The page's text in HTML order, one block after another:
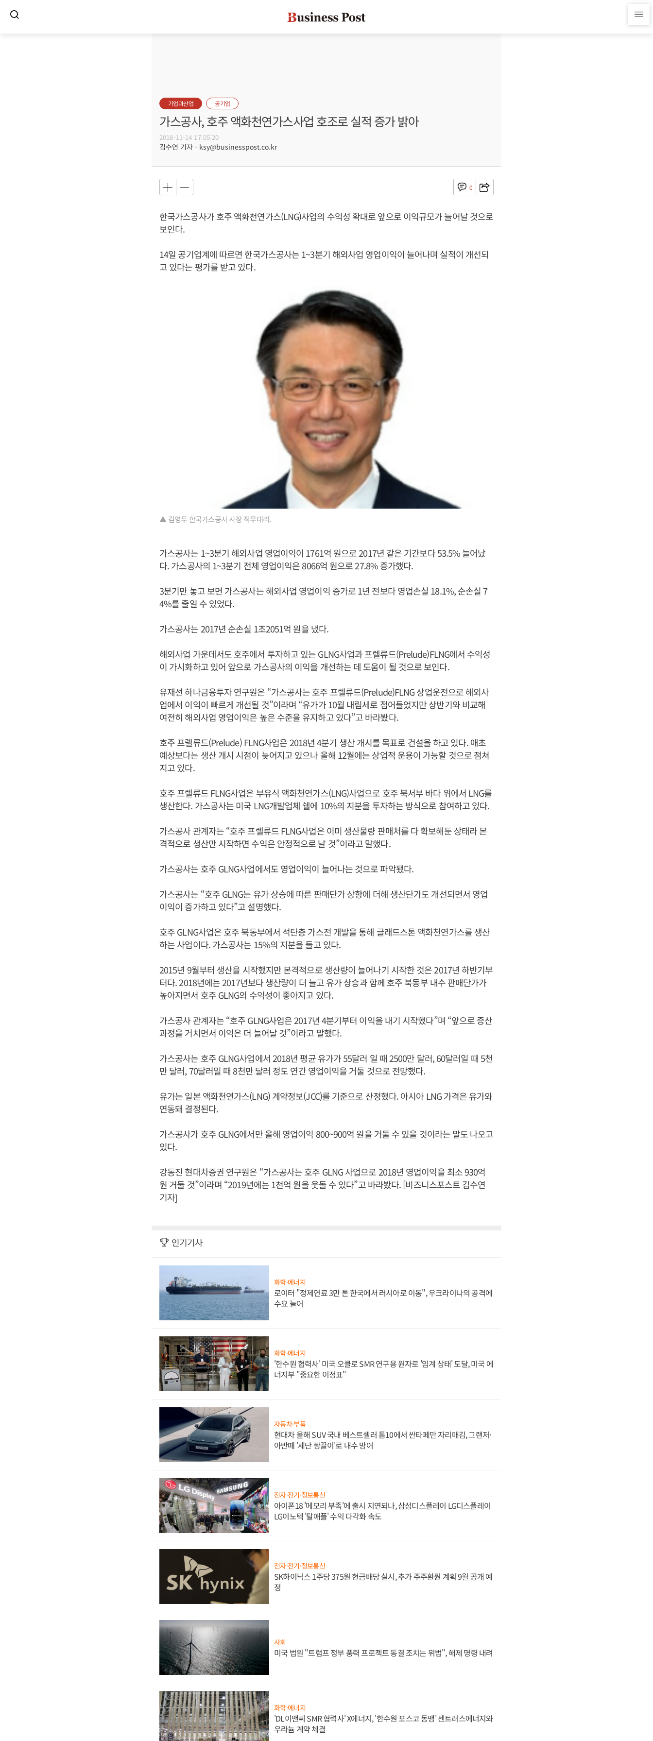
기업과산업 공기업
가스공사, 호주 액화천연가스사업 호조로 실적 증가 밝아
2018-11-14 17:05:20
김수연 기자 - ksy@businesspost.co.kr
0
한국가스공사가 호주 액화천연가스(LNG)사업의 수익성 확대로 앞으로 이익규모가 늘어날 것으로
보인다.
14일 공기업계에 따르면 한국가스공사는 1~3분기 해외사업 영업이익이 늘어나며 실적이 개선되
고 있다는 평가를 받고 있다.
▲ 김영두 한국가스공사 사장 직무대리.
가스공사는 1~3분기 해외사업 영업이익이 1761억 원으로 2017년 같은 기간보다 53.5% 늘어났
다. 가스공사의 1~3분기 전체 영업이익은 8066억 원으로 27.8% 증가했다.
3분기만 놓고 보면 가스공사는 해외사업 영업이익 증가로 1년 전보다 영업손실 18.1%, 순손실 7
4%를 줄일 수 있었다.
가스공사는 2017년 순손실 1조2051억 원을 냈다.
해외사업 가운데서도 호주에서 투자하고 있는 GLNG사업과 프렐류드(Prelude)FLNG에서 수익성
이 가시화하고 있어 앞으로 가스공사의 이익을 개선하는 데 도움이 될 것으로 보인다.
유재선 하나금융투자 연구원은 “가스공사는 호주 프렐류드(Prelude)FLNG 상업운전으로 해외사
업에서 이익이 빠르게 개선될 것”이라며 “유가가 10월 내림세로 접어들었지만 상반기와 비교해
여전히 해외사업 영업이익은 높은 수준을 유지하고 있다”고 바라봤다.
호주 프렐류드(Prelude) FLNG사업은 2018년 4분기 생산 개시를 목표로 건설을 하고 있다. 애초
예상보다는 생산 개시 시점이 늦어지고 있으나 올해 12월에는 상업적 운용이 가능할 것으로 점쳐
지고 있다.
호주 프렐류드 FLNG사업은 부유식 액화천연가스(LNG)사업으로 호주 북서부 바다 위에서 LNG를
생산한다. 가스공사는 미국 LNG개발업체 쉘에 10%의 지분을 투자하는 방식으로 참여하고 있다.
가스공사 관계자는 “호주 프렐류드 FLNG사업은 이미 생산물량 판매처를 다 확보해둔 상태라 본
격적으로 생산만 시작하면 수익은 안정적으로 날 것”이라고 말했다.
가스공사는 호주 GLNG사업에서도 영업이익이 늘어나는 것으로 파악됐다.
가스공사는 “호주 GLNG는 유가 상승에 따른 판매단가 상향에 더해 생산단가도 개선되면서 영업
이익이 증가하고 있다”고 설명했다.
호주 GLNG사업은 호주 북동부에서 석탄층 가스전 개발을 통해 글래드스톤 액화천연가스를 생산
하는 사업이다. 가스공사는 15%의 지분을 들고 있다.
2015년 9월부터 생산을 시작했지만 본격적으로 생산량이 늘어나기 시작한 것은 2017년 하반기부
터다. 2018년에는 2017년보다 생산량이 더 늘고 유가 상승과 함께 호주 북동부 내수 판매단가가
높아지면서 호주 GLNG의 수익성이 좋아지고 있다.
가스공사 관계자는 “호주 GLNG사업은 2017년 4분기부터 이익을 내기 시작했다”며 “앞으로 증산
과정을 거치면서 이익은 더 늘어날 것”이라고 말했다.
가스공사는 호주 GLNG사업에서 2018년 평균 유가가 55달러 일 때 2500만 달러, 60달러일 때 5천
만 달러, 70달러일 때 8천만 달러 정도 연간 영업이익을 거둘 것으로 전망했다.
유가는 일본 액화천연가스(LNG) 계약정보(JCC)를 기준으로 산정했다. 아시아 LNG 가격은 유가와
연동돼 결정된다.
가스공사가 호주 GLNG에서만 올해 영업이익 800~900억 원을 거둘 수 있을 것이라는 말도 나오고
있다.
강동진 현대차증권 연구원은 “가스공사는 호주 GLNG 사업으로 2018년 영업이익을 최소 930억
원 거둘 것”이라며 “2019년에는 1천억 원을 웃돌 수 있다”고 바라봤다. [비즈니스포스트 김수연
기자]
인기기사
화학·에너지
로이터 "정제연료 3만 톤 한국에서 러시아로 이동", 우크라이나의 공격에
수요 늘어
화학·에너지
'한수원 협력사' 미국 오클로 SMR 연구용 원자로 '임계 상태' 도달, 미국 에
너지부 "중요한 이정표"
자동차·부품
현대차 올해 SUV 국내 베스트셀러 톱10에서 싼타페만 자리매김, 그랜저·
아반떼 '세단 쌍끌이'로 내수 방어
전자·전기·정보통신
아이폰18 '메모리 부족'에 출시 지연되나, 삼성디스플레이 LG디스플레이
LG이노텍 '탈애플' 수익 다각화 속도
전자·전기·정보통신
SK하이닉스 1주당 375원 현금배당 실시, 추가 주주환원 계획 9월 공개 예
정
사회
미국 법원 "트럼프 정부 풍력 프로젝트 동결 조치는 위법", 해제 명령 내려
화학·에너지
'DL이앤씨 SMR 협력사' X에너지, '한수원 포스코 동맹' 센트러스에너지와
우라늄 계약 체결